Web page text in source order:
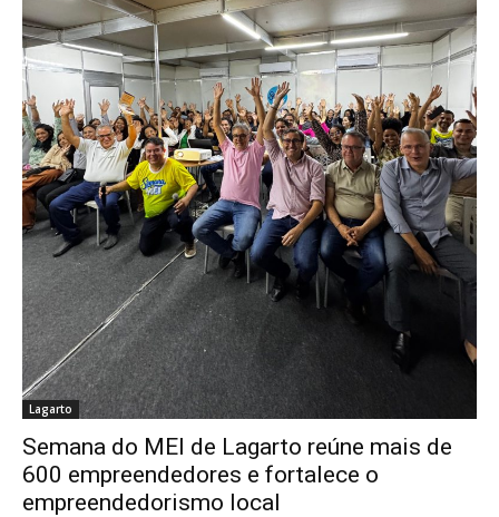
Lagarto
Semana do MEI de Lagarto reúne mais de
600 empreendedores e fortalece o
empreendedorismo local